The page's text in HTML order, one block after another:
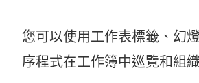
您可以使用工作表標籤、幻
序程式在工作簿中巡覽和組